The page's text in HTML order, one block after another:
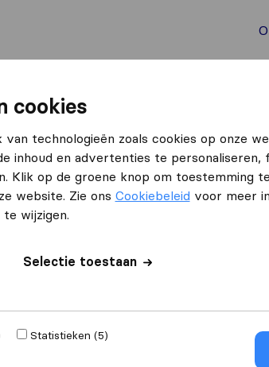
cookies
technologieën zoals cookies op onze
inhoud en advertenties te personaliseren,
Klik op de groene knop om toestemming
website. Zie ons Cookiebeleid voor meer
wijzigen.
Selectie toestaan
Statistieken (5)